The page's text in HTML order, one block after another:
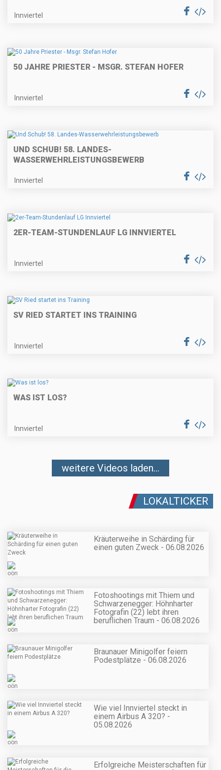
Innviertel
50 JAHRE PRIESTER - MSGR. STEFAN HOFER
Innviertel
UND SCHUB! 58. LANDES-
WASSERWEHRLEISTUNGSBEWERB
Innviertel
2ER-TEAM-STUNDENLAUF LG INNVIERTEL
Innviertel
SV RIED STARTET INS TRAINING
Innviertel
WAS IST LOS?
Innviertel
weitere Videos laden...
LOKALTICKER
Kräuterweihe in Schärding für
einen guten Zweck - 06.08.2026
Fotoshootings mit Thiem und
Schwarzenegger: Höhnharter
Fotografin (22) lebt ihren
beruflichen Traum - 06.08.2026
Braunauer Minigolfer feiern
Podestplätze - 06.08.2026
Wie viel Innviertel steckt in
einem Airbus A 320? -
05.08.2026
Erfolgreiche Meisterschaften für